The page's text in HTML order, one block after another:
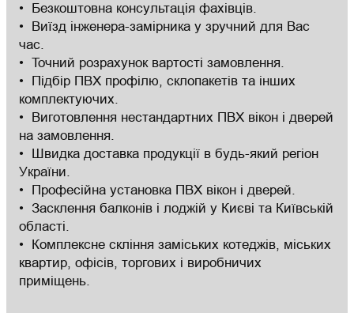
Безкоштовна консультація фахівців.
Виїзд інженера-замірника у зручний для Вас
час.
Точний розрахунок вартості замовлення.
Підбір ПВХ профілю, склопакетів та інших
комплектуючих.
Виготовлення нестандартних ПВХ вікон і дверей
на замовлення.
Швидка доставка продукції в будь-який регіон
України.
Професійна установка ПВХ вікон і дверей.
Засклення балконів і лоджій у Києві та Київській
області.
Комплексне скління заміських котеджів, міських
квартир, офісів, торгових і виробничих
приміщень.